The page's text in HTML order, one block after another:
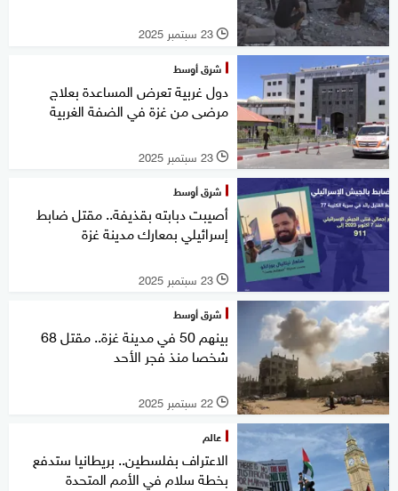
l 23 سبتمبر 2025
شرق أوسط
دول غربية تعرض المساعدة بعلاج
مرضى من غزة في الضفة الغربية
l 23 سبتمبر 2025
شرق أوسط
أصيبت دبابته بقذيفة.. مقتل ضابط
إسرائيلي بمعارك مدينة غزة
l 23 سبتمبر 2025
شرق أوسط
بينهم 50 في مدينة غزة.. مقتل 68
شخصا منذ فجر الأحد
l 22 سبتمبر 2025
عالم
الاعتراف بفلسطين.. بريطانيا ستدفع
بخطة سلام في الأمم المتحدة